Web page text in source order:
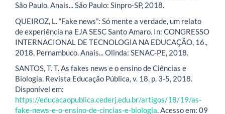
São Paulo. Anais... São Paulo: Sinpro-SP, 2018.
QUEIROZ, L. “Fake news”: Só mente a verdade, um relato
de experiência na EJA SESC Santo Amaro. In: CONGRESSO
INTERNACIONAL DE TECNOLOGIA NA EDUCAÇÃO, 16.,
2018, Pernambuco. Anais... Olinda: SENAC-PE, 2018.
SANTOS, T. T. As fakes news e o ensino de Ciências e
Biologia. Revista Educação Pública, v. 18, p. 3-5, 2018.
Disponível em:
https://educacaopublica.cederj.edu.br/artigos/18/19/as-
fake-news-e-o-ensino-de-cincias-e-biologia. Acesso em: 09